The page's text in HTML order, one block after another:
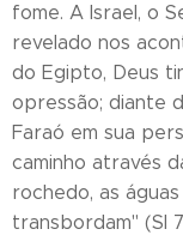
fome. A Israel, o
revelado nos
do Egipto, Deus
opressão; diante
Faraó em sua
caminho através
rochedo, as
transbordam" (Sl